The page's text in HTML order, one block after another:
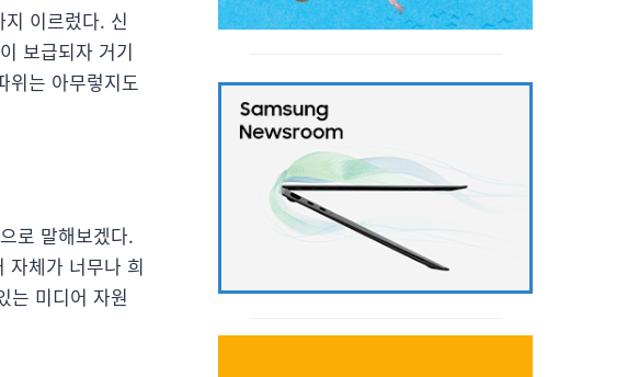
이르렀다. 신
보급되자 거기
위는 아무렇지도
로 말해보겠다.
자체가 너무나 희
는 미디어 자원